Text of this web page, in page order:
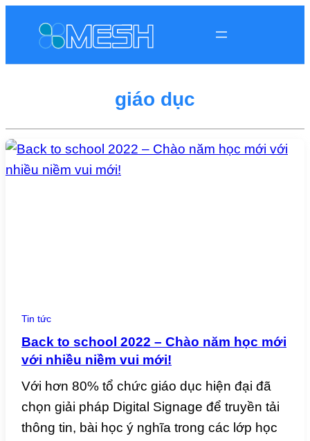
giáo dục
Tin tức
Back to school 2022 – Chào năm học mới
với nhiều niềm vui mới!
Với hơn 80% tổ chức giáo dục hiện đại đã
chọn giải pháp Digital Signage để truyền tải
thông tin, bài học ý nghĩa trong các lớp học